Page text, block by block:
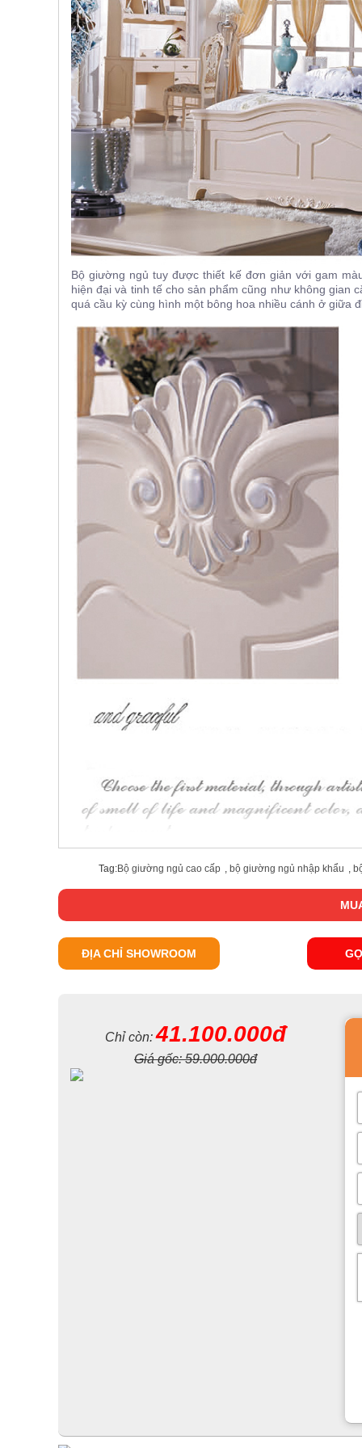
Bộ giường ngủ tuy được thiết kế đơn giản với gam
hiện đại và tinh tế cho sản phẩm cũng như không gian
quá cầu kỳ cùng hình một bông hoa nhiều cánh ở giữa
tủ
Chiếc tủ được khéo léo chạm trỗ những họa tiết đơn
Tag:Bộ giường ngủ cao cấp , bộ giường ngủ nhập khẩu ,
ĐỊA CHỈ SHOWROOM
Chỉ còn:41.100.000đ
Giá gốc:59.000.000đ